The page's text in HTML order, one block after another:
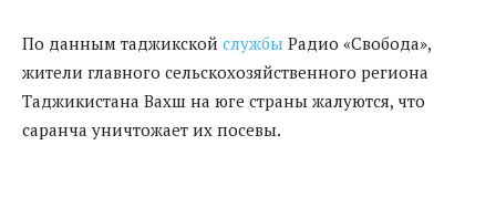
По данным таджикской службы Радио «Свобода»,
жители главного сельскохозяйственного региона
Таджикистана Вахш на юге страны жалуются, что
саранча уничтожает их посевы.